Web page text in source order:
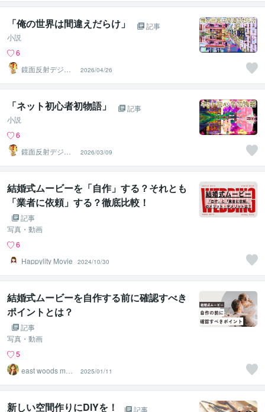
「俺の世界は間違えだらけ」
記事
小説
6
鏡面反射デジタ
ルアート製作所
（鈴木穣）
2026/04/26
「ネット初心者初物語」
記事
小説
6
鏡面反射デジタ
ルアート製作所
（鈴木穣）
2026/03/09
結婚式ムービーを「自作」する？それとも
「業者に依頼」する？徹底比較！
記事
写真・動画
6
Happylity Movie
2024/10/30
結婚式ムービーを自作する前に確認すべき
ポイントとは？
記事
写真・動画
5
east woods movi
2025/01/11
新しい空間作りにDIYを！ 記事